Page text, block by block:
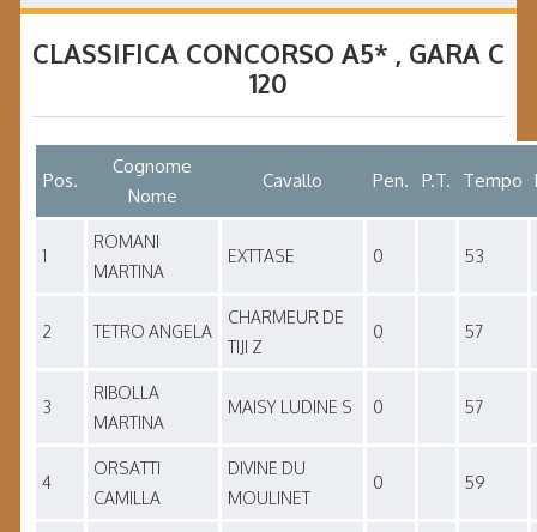
CLASSIFICA CONCORSO A5* , GARA C
120
Pos.
Cognome
Nome
Cavallo Pen. P.T. Tempo
1
ROMANI
MARTINA
EXTTASE 0 53
2 TETRO ANGELA
CHARMEUR DE
TIJI Z
0 57
3
RIBOLLA
MARTINA
MAISY LUDINE S 0 57
4
ORSATTI
CAMILLA
DIVINE DU
MOULINET
0 59